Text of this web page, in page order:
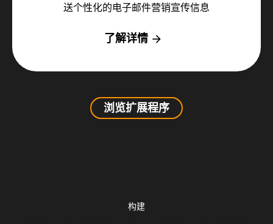
送个性化的电子邮件营销宣传信息
了解详情 arrow_forward
浏览扩展程序
构建